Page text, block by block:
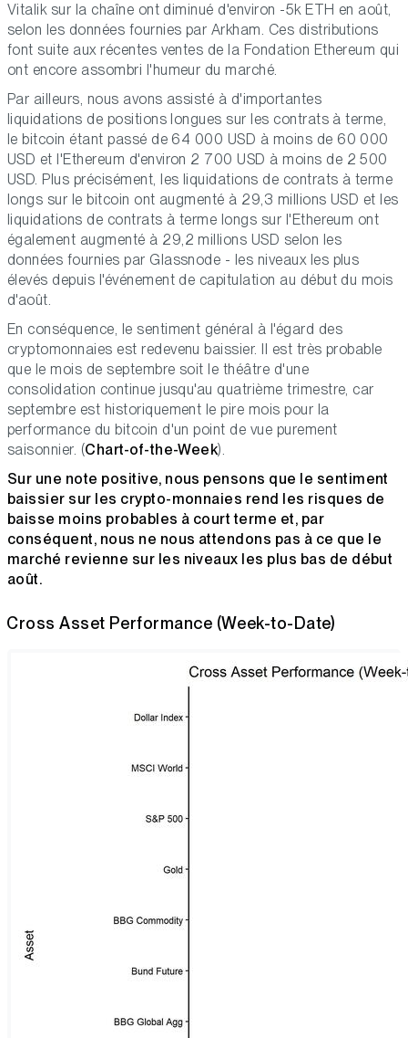
Vitalik sur la chaîne ont diminué d'environ -5k ETH en août,
selon les données fournies par Arkham. Ces distributions
font suite aux récentes ventes de la Fondation Ethereum qui
ont encore assombri l'humeur du marché.
Par ailleurs, nous avons assisté à d'importantes
liquidations de positions longues sur les contrats à terme,
le bitcoin étant passé de 64 000 USD à moins de 60 000
USD et l'Ethereum d'environ 2 700 USD à moins de 2 500
USD. Plus précisément, les liquidations de contrats à terme
longs sur le bitcoin ont augmenté à 29,3 millions USD et les
liquidations de contrats à terme longs sur l'Ethereum ont
également augmenté à 29,2 millions USD selon les
données fournies par Glassnode - les niveaux les plus
élevés depuis l'événement de capitulation au début du mois
d'août.
En conséquence, le sentiment général à l'égard des
cryptomonnaies est redevenu baissier.
Il est très probable
que le mois de septembre soit le théâtre d'une
consolidation continue jusqu'au quatrième trimestre, car
septembre est historiquement le pire mois pour la
performance du bitcoin d'un point de vue purement
saisonnier. (Chart-of-the-Week).
Sur une note positive, nous pensons que le sentiment
baissier sur les crypto-monnaies rend les risques de
baisse moins probables à court terme et, par
conséquent, nous ne nous attendons pas à ce que le
marché revienne sur les niveaux les plus bas de début
août.
Cross Asset Performance (Week-to-Date)